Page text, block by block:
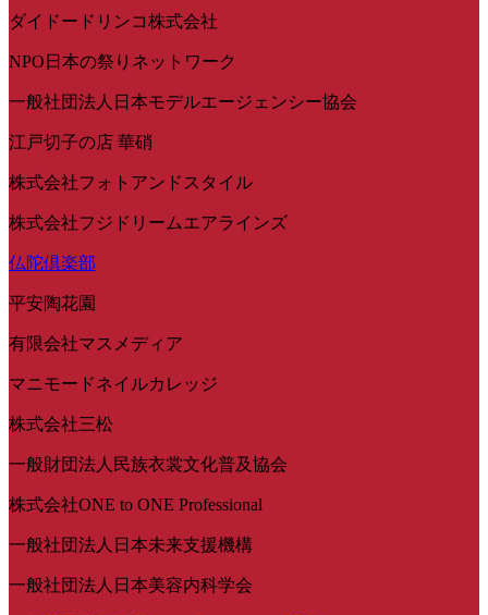
ダイドードリンコ株式会社
NPO日本の祭りネットワーク
一般社団法人日本モデルエージェンシー協会
江戸切子の店 華硝
株式会社フォトアンドスタイル
株式会社フジドリームエアラインズ
仏陀倶楽部
平安陶花園
有限会社マスメディア
マニモードネイルカレッジ
株式会社三松
一般財団法人民族衣裳文化普及協会
株式会社ONE to ONE Professional
一般社団法人日本未来支援機構
一般社団法人日本美容内科学会